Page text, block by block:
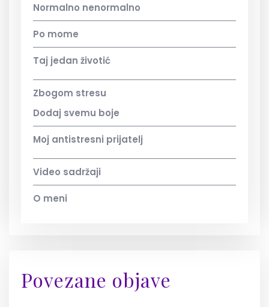
Normalno nenormalno
Po mome
Taj jedan životić
Zbogom stresu
Dodaj svemu boje
Moj antistresni prijatelj
Video sadržaji
O meni
Povezane objave